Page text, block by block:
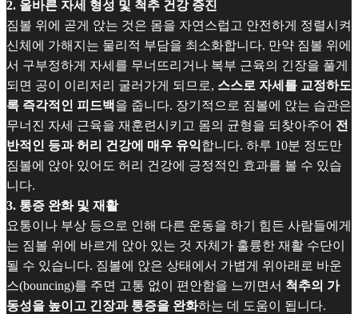
2. 올바른 자세 형성 및 척추 건강 증진
짐볼 위에 곧게 앉는 것은 몸을 자연스럽고 안전하게 정렬시켜
신체에 가해지는 물리적 부담을 최소화합니다. 만약 짐볼 위에
서 구부정하게 자세를 무너뜨리거나 복부 근육의 긴장을 풀게
되면 공이 이리저리 굴러가게 되므로, 스스로 자세를 교정하도
록 즉각적인 피드백을 줍니다. 장기적으로 짐볼에 앉는 습관은
무너진 자세 근육을 재훈련시키고 몸의 균형을 되찾아주어 전
반적인 등과 허리 건강에 매우 유익합니다. 하루 10분 정도만
짐볼에 앉아 있어도 허리 건강에 긍정적인 효과를 볼 수 있습
니다.
3. 통증 완화 및 재활
요통이나 부상 등으로 인해 다른 운동을 하기 힘든 사람들에게
는 짐볼 위에 바르게 앉아 있는 것 자체가 훌륭한 재활 수단이
될 수 있습니다. 짐볼에 앉은 상태에서 가볍게 위아래로 바운
스(bouncing)를 주면 고통 없이 편안함을 느끼면서 척추의 가
동성을 높이고 긴장과 통증을 완화하는 데 도움이 됩니다.